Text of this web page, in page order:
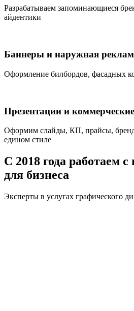
Разрабатываем запоминающиеся
айдентики
Баннеры и наружная
Оформление билбордов, фасадных
Презентации и
Оформим слайды, КП, прайсы,
едином стиле
С 2018 года работаем
для бизнеса
Эксперты в услугах графического